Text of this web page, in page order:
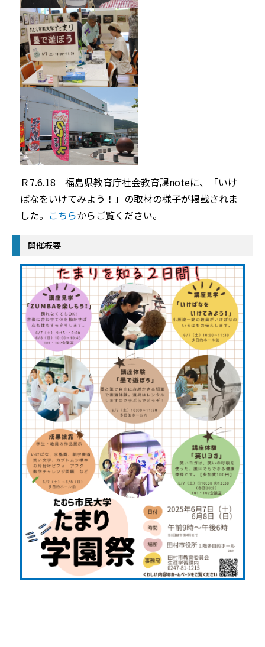
Ｒ7.6.18 福島県教育庁社会教育課noteに、「いけ
ばなをいけてみよう！」の取材の様子が掲載されま
した。 こちらからご覧ください。
開催概要